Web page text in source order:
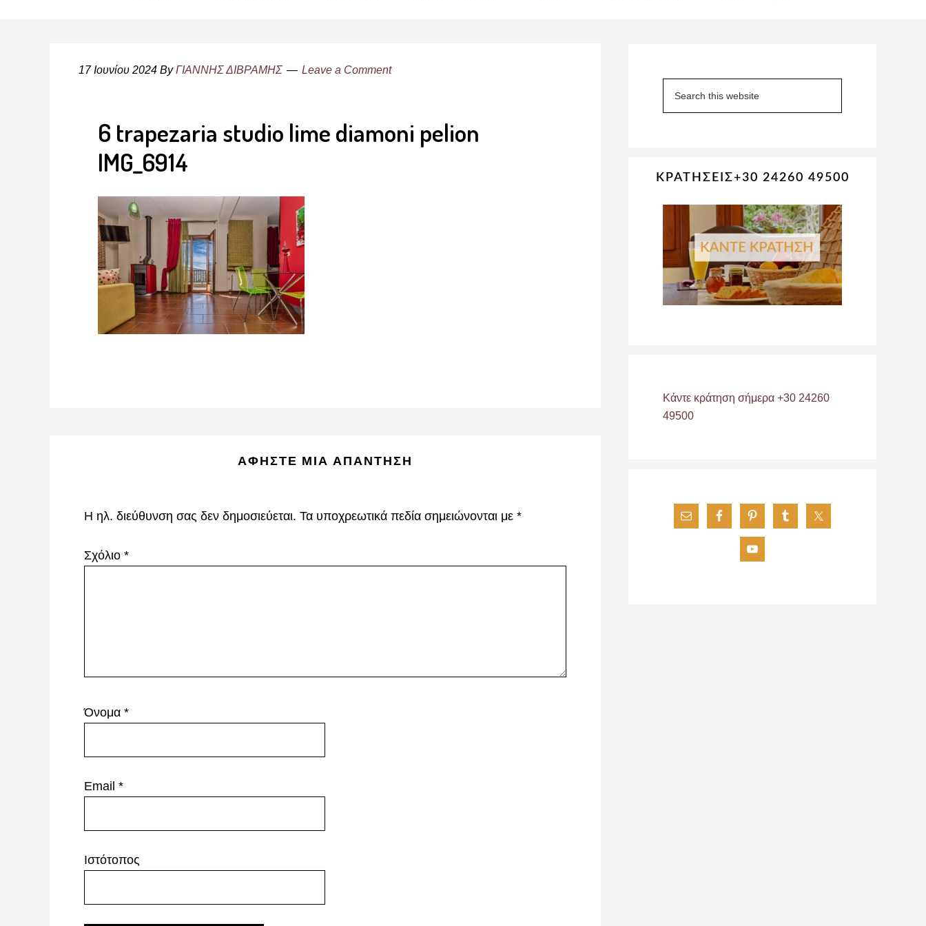
17 Ιουνίου 2024 ByΓΙΑΝΝΗΣ ΔΙΒΡΑΜΗΣ Leave a Comment
6 trapezaria studio lime diamoni pelion
IMG_6914
ΑΦΉΣΤΕ ΜΙΑ ΑΠΆΝΤΗΣΗ
Η ηλ. διεύθυνση σας δεν δημοσιεύεται. Τα υποχρεωτικά πεδία σημειώνονται με *
Σχόλιο *
Όνομα *
Email *
Ιστότοπος
Sidebar
ΚΡΑΤΗΣΕΙΣ+30 24260 49500
Κάντε κράτηση σήμερα +30 24260
49500